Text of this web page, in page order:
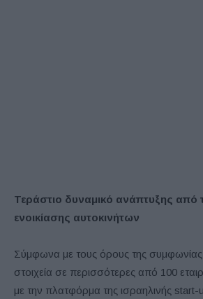
Τεράστιο δυναμικό ανάπτυξης από
ενοικίασης αυτοκινήτων
Σύμφωνα με τους όρους της
στοιχεία σε περισσότερες από 100
με την πλατφόρμα της ισραηλινής